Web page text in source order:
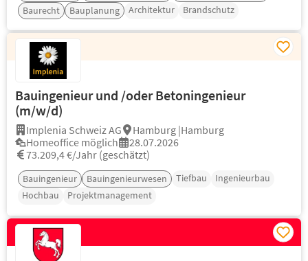
Baurecht
Bauplanung Architektur Brandschutz
Bauingenieur und /oder Betoningenieur
(m/w/d)
Implenia Schweiz AG
Hamburg |Hamburg
Homeoffice möglich
28.07.2026
73.209,4 €/Jahr (geschätzt)
Bauingenieur Bauingenieurwesen Tiefbau
Ingenieurbau
Hochbau
Projektmanagement